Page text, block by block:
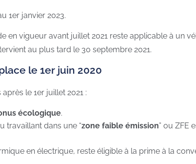
1er janvier 2023.
en vigueur avant juillet 2021 reste applicable à un
au plus tard le 30 septembre 2021.
le 1er juin 2020
le 1er juillet 2021 :
écologique.
travaillant dans une “zone faible émission” ou ZFE
en électrique, reste éligible à la prime à la